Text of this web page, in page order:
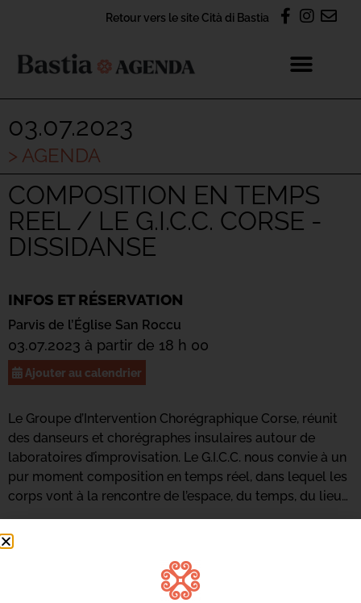
Retour vers le site Cità di Bastia
03.07.2023
> AGENDA
COMPOSITION EN TEMPS
REEL / LE G.I.C.C. CORSE -
DISSIDANSE
INFOS ET RÉSERVATION
Parvis de l’Église San Roccu
03.07.2023 à partir de 18 h 00
Ajouter au calendrier
Le Groupe d’Intervention Chorégraphique Corse, réunit
des danseurs et chorégraphes insulaires autour de
laboratoires d’improvisation. Le G.I.C.C. nous convie à un
pur moment composition en temps réel, dans lequel les
corps vont à la rencontre de l’espace, du temps, du lieu…
Sandrine Gout, Emmanuelle Alberti Leroux, Juha